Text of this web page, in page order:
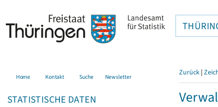
Home Kontakt Suche Newsletter
STATISTISCHE DATEN
Zurück |